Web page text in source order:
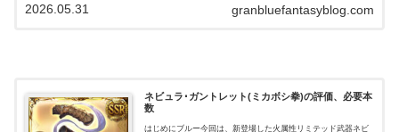
granbluefantasyblog.com
2026.05.31
ネビュラ･ガントレット(ミカボシ拳)の評価、必要本
数
はじめにブルー今回は、新登場した火属性リミテッド武器ネビ